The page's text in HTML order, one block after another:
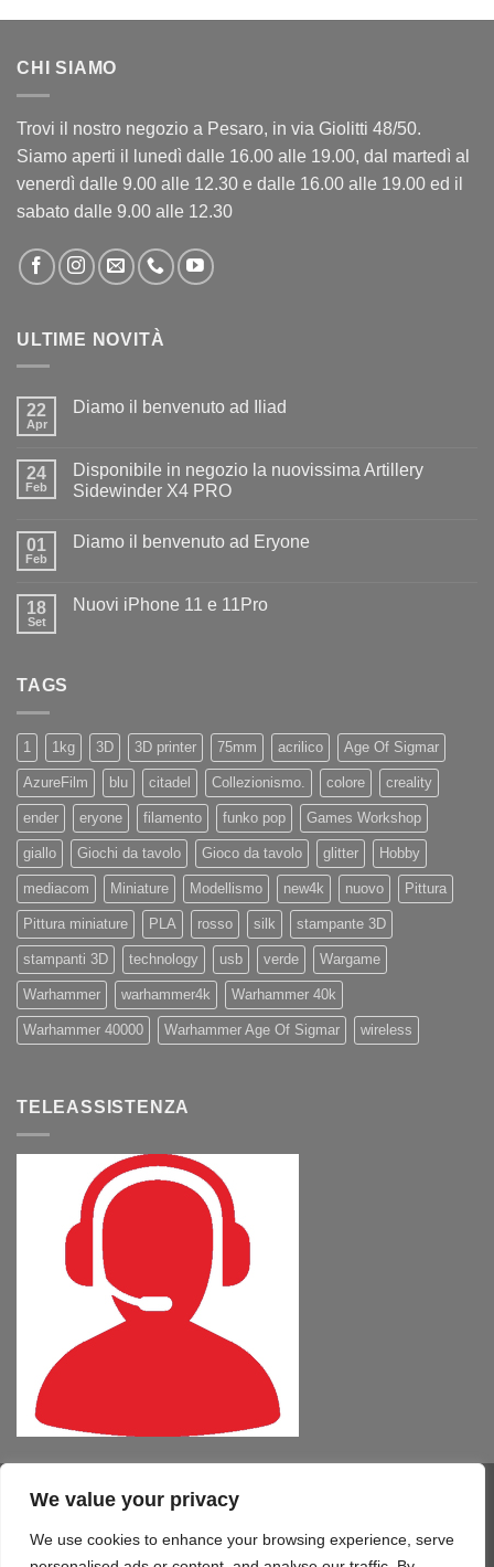
We value your privacy
We use cookies to enhance your browsing experience, serve
CHI SIAMO
Trovi il nostro negozio a Pesaro, in via Giolitti 48/50.
Siamo aperti il lunedì dalle 16.00 alle 19.00, dal martedì al
venerdì dalle 9.00 alle 12.30 e dalle 16.00 alle 19.00 ed il
sabato dalle 9.00 alle 12.30
ULTIME NOVITÀ
22
Apr
Diamo il benvenuto ad Iliad
Diamo
il
benvenuto
24
Feb
Disponibile in negozio la nuovissima Artillery
Sidewinder X4 PRO
su
la
nuovissima
01
Feb
Diamo il benvenuto ad Eryone
Diamo
18
Set
Nuovi iPhone 11 e 11Pro
TAGS
1 1kg 3D 3D printer 75mm acrilico Age Of Sigmar
AzureFilm blu citadel Collezionismo. colore creality
ender eryone filamento funko pop Games Workshop
giallo Giochi da tavolo Gioco da tavolo glitter Hobby
mediacom Miniature Modellismo new4k nuovo Pittura
Pittura miniature PLA rosso silk stampante 3D
stampanti 3D technology usb verde Wargame
Warhammer warhammer4k Warhammer 40k
Warhammer 40000 Warhammer Age Of Sigmar wireless
TELEASSISTENZA
Visa PayPal MasterCard
Delivery
COMPUTER – TABLET – SMARTPHONE SOFTWARE
SERVIZI